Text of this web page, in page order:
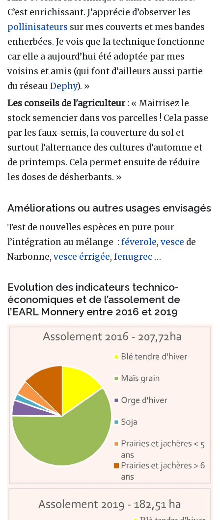
C’est enrichissant. J’apprécie d’observer les
pollinisateurs sur mes couverts et mes bandes
enherbées. Je vois que la technique fonctionne
car elle a aujourd’hui été adoptée par mes
voisins et amis (qui font d’ailleurs aussi partie
du réseau Dephy). »
Les conseils de l'agriculteur : « Maitrisez le
stock semencier dans vos parcelles ! Cela passe
par les faux-semis, la couverture du sol et
surtout l’alternance des cultures d’automne et
de printemps. Cela permet ensuite de réduire
les doses de désherbants. »
Améliorations ou autres usages envisagés
Test de nouvelles espèces en pure pour
l’intégration au mélange : féverole, vesce de
Narbonne, vesce érrigée, fenugrec …
Evolution des indicateurs technico-
économiques et de l’assolement de
l’EARL Monnery entre 2016 et 2019